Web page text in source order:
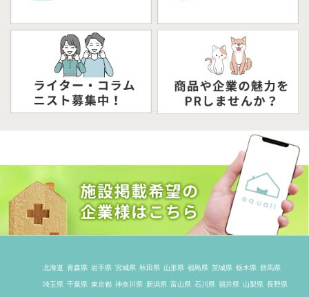
北海道 青森県 岩手県 宮城県 秋田県 山形県 福島県 茨城県 栃木県 群馬県
埼玉県 千葉県 東京都 神奈川県 新潟県 富山県 石川県 福井県 山梨県 長野県